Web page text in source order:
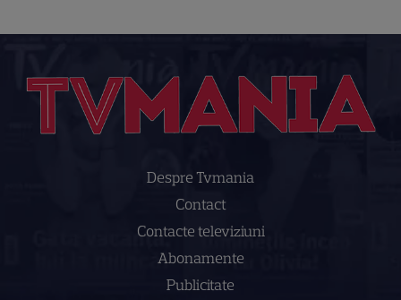
Despre Tvmania
Contact
Contacte televiziuni
Abonamente
Publicitate